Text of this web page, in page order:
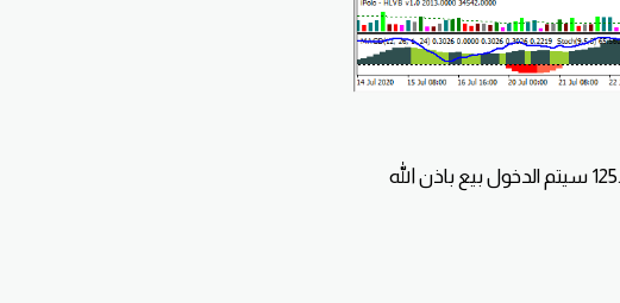
ننتظر الوصول الى المستويات الموضحه على الشارت ، اي برايس اكشن بيعي من 125.60 سيتم الدخول بيع باذن الله